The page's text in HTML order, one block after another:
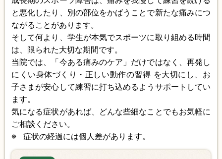
と悪化したり、別の部位をかばうことで新たな痛みにつ
ながることがあります。
そして何より、学生が本気でスポーツに取り組める時間
は、限られた大切な期間です。
当院では、「今ある痛みのケア」だけではなく、再発し
にくい身体づくり・正しい動作の習得 を大切にし、お
子さまが安心して練習に打ち込めるようサポートしてい
ます。
気になる症状があれば、どんな些細なことでもお気軽に
ご相談ください。
症状の経過には個人差があります。